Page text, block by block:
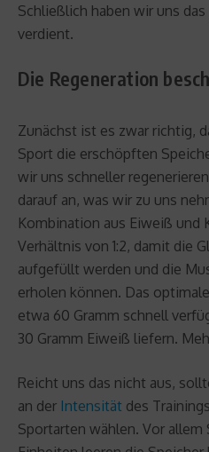
Schließlich haben wir uns
verdient.
Die Regeneration
Zunächst ist es zwar richtig,
Sport die erschöpften
wir uns schneller
darauf an, was wir zu uns
Kombination aus Eiweiß und
Verhältnis von 1:2, damit die
aufgefüllt werden und die
erholen können. Das
etwa 60 Gramm schnell
30 Gramm Eiweiß liefern.
Reicht uns das nicht aus,
an der Intensität des
Sportarten wählen. Vor